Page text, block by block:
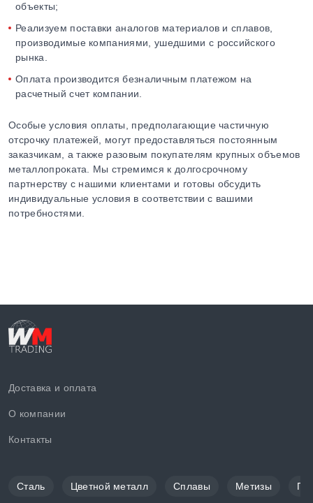
объекты;
Реализуем поставки аналогов материалов и сплавов,
производимые компаниями, ушедшими с российского
рынка.
Оплата производится безналичным платежом на
расчетный счет компании.
Особые условия оплаты, предполагающие частичную
отсрочку платежей, могут предоставляться постоянным
заказчикам, а также разовым покупателям крупных объемов
металлопроката. Мы стремимся к долгосрочному
партнерству с нашими клиентами и готовы обсудить
индивидуальные условия в соответствии с вашими
потребностями.
Доставка и оплата
О компании
Контакты
Сталь Цветной металл Сплавы Метизы